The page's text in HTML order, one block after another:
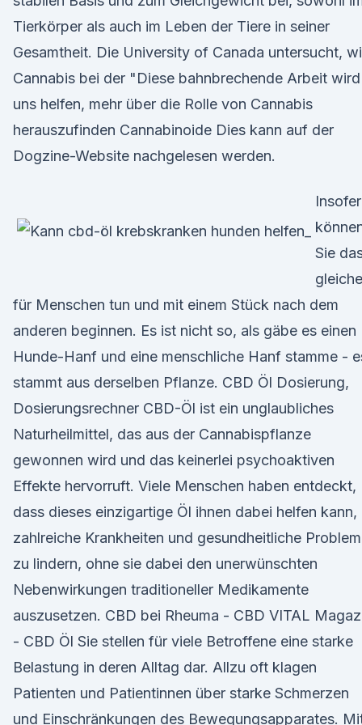
Tierkörper als auch im Leben der Tiere in seiner
Gesamtheit. Die University of Canada untersucht,
Cannabis bei der "Diese bahnbrechende Arbeit wird
uns helfen, mehr über die Rolle von Cannabis
herauszufinden Cannabinoide Dies kann auf der
Dogzine-Website nachgelesen werden.
Sie
gleiche
für Menschen tun und mit einem Stück nach dem
anderen beginnen. Es ist nicht so, als gäbe es einen
Hunde-Hanf und eine menschliche Hanf stamme -
stammt aus derselben Pflanze. CBD Öl Dosierung,
Dosierungsrechner CBD-Öl ist ein unglaubliches
Naturheilmittel, das aus der Cannabispflanze
gewonnen wird und das keinerlei psychoaktiven
Effekte hervorruft. Viele Menschen haben entdeckt,
dass dieses einzigartige Öl ihnen dabei helfen kann,
zahlreiche Krankheiten und gesundheitliche
zu lindern, ohne sie dabei den unerwünschten
Nebenwirkungen traditioneller Medikamente
auszusetzen. CBD bei Rheuma - CBD VITAL
- CBD Öl Sie stellen für viele Betroffene eine starke
Belastung in deren Alltag dar. Allzu oft klagen
Patienten und Patientinnen über starke Schmerzen
und Einschränkungen des Bewegungsapparates.